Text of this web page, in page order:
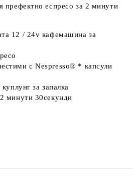
префектно еспресо за 2 минути
12 / 24v кафемашина за
с Nespresso® * капсули
за запалка
минути 30секунди